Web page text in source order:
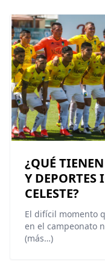
¿QUÉ
Y DEPORTES
CELESTE?
El difícil momento
en el campeonato
(más…)